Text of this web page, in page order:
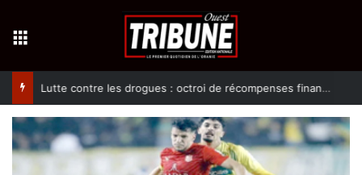
Lutte contre les drogues : octroi de récompenses financières aux dénonciateurs de trafiquants